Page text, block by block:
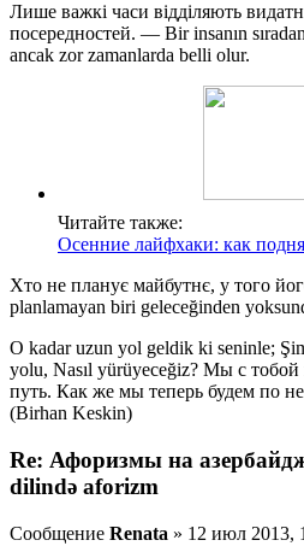
Лише важкі часи відділяють
посередностей. — Bir insanın sıradan
ancak zor zamanlarda belli olur.
Читайте также:
Осенние лайфхаки: как
Хто не планує майбутнє, у того
planlamayan biri geleceğinden
O kadar uzun yol geldik ki seninle;
yolu, Nasıl yürüyeceğiz? Мы с
путь. Как же мы теперь будем по
(Birhan Keskin)
Re: Афоризмы на
dilində aforizm
Сообщение Renata » 12 июл 2013,